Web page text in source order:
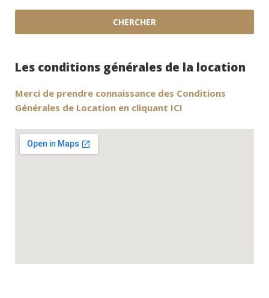
Les conditions générales de la location
Merci de prendre connaissance des Conditions
Générales de Location en cliquant ICI